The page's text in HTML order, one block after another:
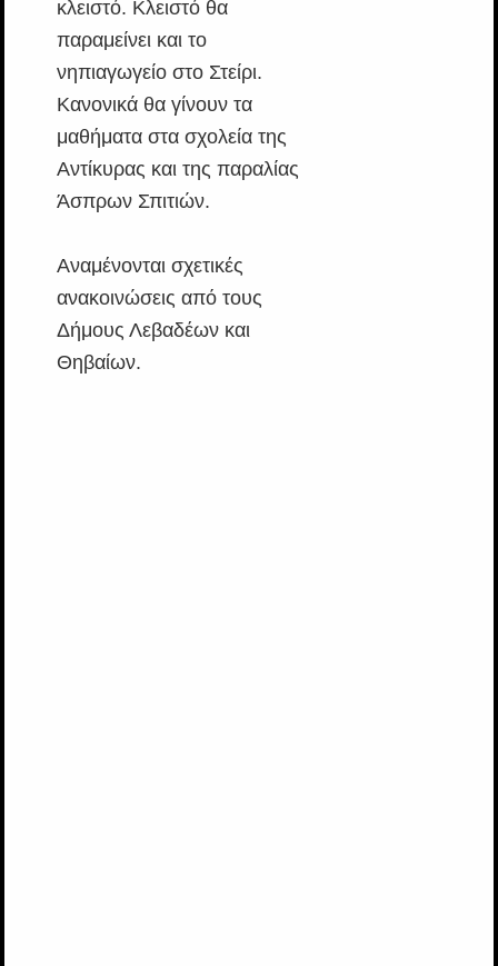
κλειστό. Κλειστό θα
παραμείνει και το
νηπιαγωγείο στο Στείρι.
Κανονικά θα γίνουν τα
μαθήματα στα σχολεία της
Αντίκυρας και της παραλίας
Άσπρων Σπιτιών.
Αναμένονται σχετικές
ανακοινώσεις από τους
Δήμους Λεβαδέων και
Θηβαίων.